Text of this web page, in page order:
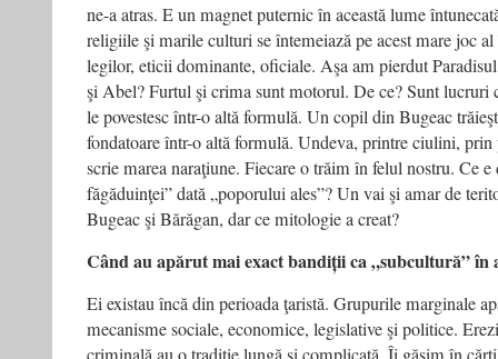
ne-a atras. E un magnet puternic în această lume
religiile şi marile culturi se întemeiază pe acest mare joc
legilor, eticii dominante, oficiale. Aşa am pierdut
şi Abel? Furtul şi crima sunt motorul. De ce? Sunt lucruri
le povestesc într-o altă formulă. Un copil din Bugeac
fondatoare într-o altă formulă. Undeva, printre ciulini,
scrie marea naraţiune. Fiecare o trăim în felul nostru. Ce e
făgăduinţei” dată „poporului ales”? Un vai şi amar de
Bugeac şi Bărăgan, dar ce mitologie a creat?
Când au apărut mai exact bandiții ca „subcultură” în
Ei existau încă din perioada ţaristă. Grupurile marginale
mecanisme sociale, economice, legislative şi politice.